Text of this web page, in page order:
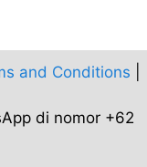
and Conditions
di nomor +62